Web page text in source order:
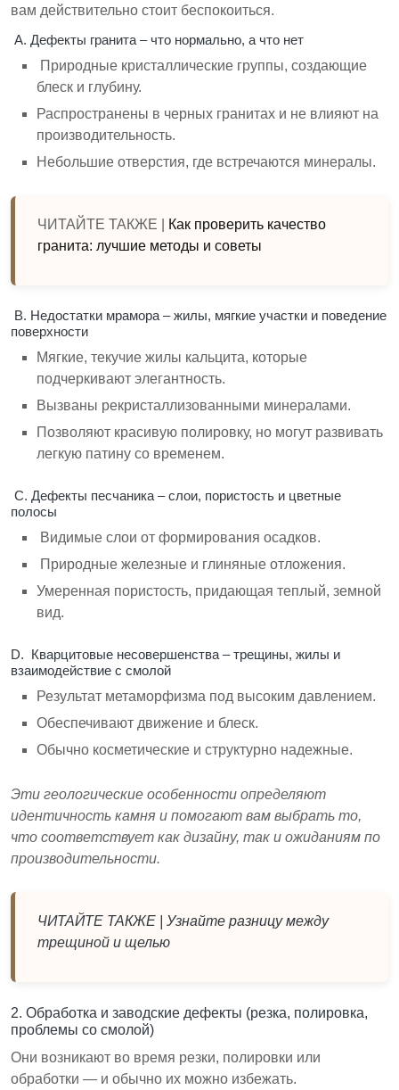
вам действительно стоит беспокоиться.
A. Дефекты гранита – что нормально, а что нет
Природные кристаллические группы, создающие
блеск и глубину.
Распространены в черных гранитах и не влияют на
производительность.
Небольшие отверстия, где встречаются минералы.
ЧИТАЙТЕ ТАКЖЕ |
Как проверить качество
гранита: лучшие методы и советы
B. Недостатки мрамора – жилы, мягкие участки и поведение
поверхности
Мягкие, текучие жилы кальцита, которые
подчеркивают элегантность.
Вызваны рекристаллизованными минералами.
Позволяют красивую полировку, но могут развивать
легкую патину со временем.
C. Дефекты песчаника – слои, пористость и цветные
полосы
Видимые слои от формирования осадков.
Природные железные и глиняные отложения.
Умеренная пористость, придающая теплый, земной
вид.
D. Кварцитовые несовершенства – трещины, жилы и
взаимодействие с смолой
Результат метаморфизма под высоким давлением.
Обеспечивают движение и блеск.
Обычно косметические и структурно надежные.
Эти геологические особенности определяют
идентичность камня и помогают вам выбрать то,
что соответствует как дизайну, так и ожиданиям по
производительности.
ЧИТАЙТЕ ТАКЖЕ |Узнайте разницу между
трещиной и щелью
2. Обработка и заводские дефекты (резка, полировка,
проблемы со смолой)
Они возникают во время резки, полировки или
обработки — и обычно их можно избежать.